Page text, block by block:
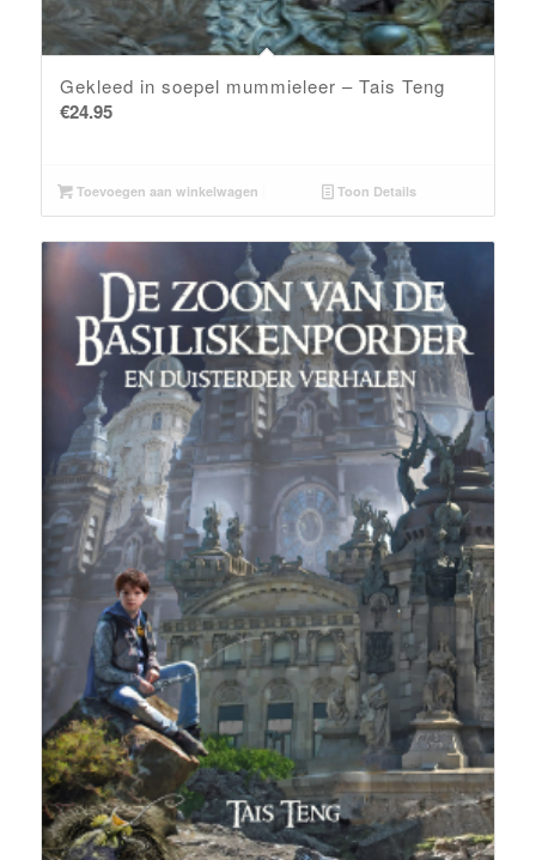
Gekleed in soepel mummieleer – Tais Teng
€24.95
Toevoegen aan winkelwagen Toon Details